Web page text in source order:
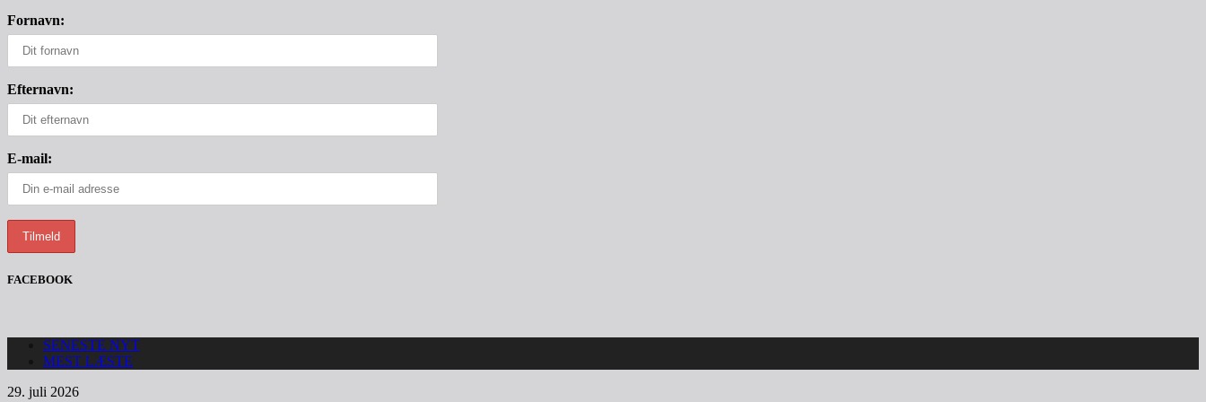
Fornavn:
Efternavn:
E-mail:
FACEBOOK
SENESTE NYT
MEST LÆSTE
29. juli 2026